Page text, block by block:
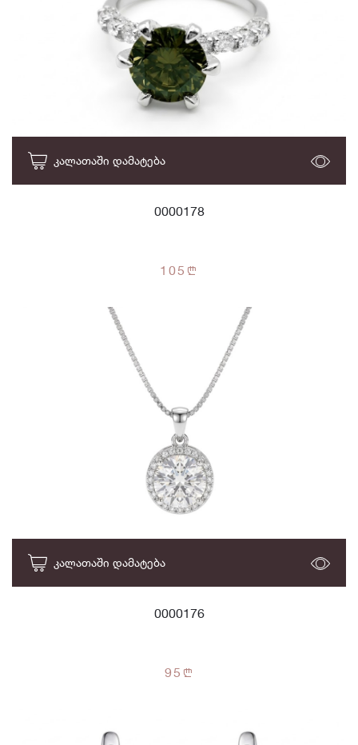
ᲙᲐᲚᲐᲗᲐᲨᲘ ᲓᲐᲛᲐᲢᲔᲑᲐ
0000178
105 n
ᲙᲐᲚᲐᲗᲐᲨᲘ ᲓᲐᲛᲐᲢᲔᲑᲐ
0000176
95 n